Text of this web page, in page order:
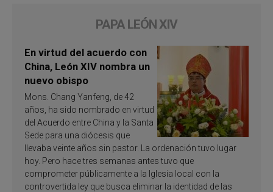
PAPA LEÓN XIV
En virtud del acuerdo con
China, León XIV nombra un
nuevo obispo
Mons. Chang Yanfeng, de 42
años, ha sido nombrado en virtud
del Acuerdo entre China y la Santa
Sede para una diócesis que
llevaba veinte años sin pastor. La ordenación tuvo lugar
hoy. Pero hace tres semanas antes tuvo que
comprometer públicamente a la Iglesia local con la
controvertida ley que busca eliminar la identidad de las